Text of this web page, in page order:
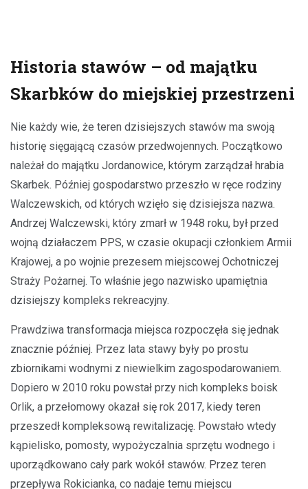
Historia stawów – od majątku
Skarbków do miejskiej przestrzeni
Nie każdy wie, że teren dzisiejszych stawów ma swoją
historię sięgającą czasów przedwojennych. Początkowo
należał do majątku Jordanowice, którym zarządzał hrabia
Skarbek. Później gospodarstwo przeszło w ręce rodziny
Walczewskich, od których wzięło się dzisiejsza nazwa.
Andrzej Walczewski, który zmarł w 1948 roku, był przed
wojną działaczem PPS, w czasie okupacji członkiem Armii
Krajowej, a po wojnie prezesem miejscowej Ochotniczej
Straży Pożarnej. To właśnie jego nazwisko upamiętnia
dzisiejszy kompleks rekreacyjny.
Prawdziwa transformacja miejsca rozpoczęła się jednak
znacznie później. Przez lata stawy były po prostu
zbiornikami wodnymi z niewielkim zagospodarowaniem.
Dopiero w 2010 roku powstał przy nich kompleks boisk
Orlik, a przełomowy okazał się rok 2017, kiedy teren
przeszedł kompleksową rewitalizację. Powstało wtedy
kąpielisko, pomosty, wypożyczalnia sprzętu wodnego i
uporządkowano cały park wokół stawów. Przez teren
przepływa Rokicianka, co nadaje temu miejscu